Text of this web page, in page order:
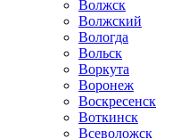
Волжск
Волжский
Вологда
Вольск
Воркута
Воронеж
Воскресенск
Воткинск
Всеволожск